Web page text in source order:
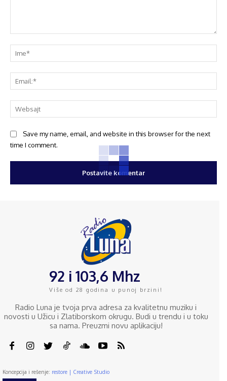
Save my name, email, and website in this browser for the next
time I comment.
92 i 103,6 Mhz
Više od 28 godina u punoj brzini!
Radio Luna je tvoja prva adresa za kvalitetnu muziku i
novosti u Užicu i Zlatiborskom okrugu. Budi u trendu i u toku
sa nama. Preuzmi novu aplikaciju!
Koncepcija i rešenje: restore | Creative Studio